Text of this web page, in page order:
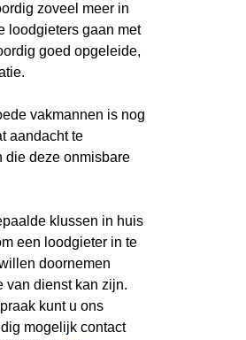
zoveel meer in
loodgieters gaan met
goed opgeleide,
vakmannen is nog
aandacht te
die deze onmisbare
klussen in huis
een loodgieter in te
doornemen
van dienst kan zijn.
kunt u ons
mogelijk contact